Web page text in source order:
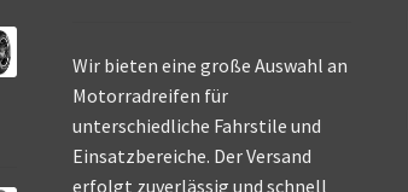
Wir bieten eine große Auswahl an
Motorradreifen für
unterschiedliche Fahrstile und
Einsatzbereiche. Der Versand
erfolgt zuverlässig und schnell